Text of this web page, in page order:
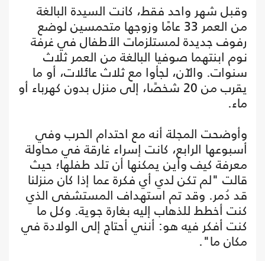
وقبل شهر واحد فقط، كانت السيدة البالغة
من العمر 33 عامًا وزوجها متحمسين لوضع
رفوف جديدة لمستلزمات الأطفال في غرفة
نوم ابنتهما صوفيا البالغة من العمر ثلاث
سنوات. والآن، لجأوا مع ثلاث عائلات، أو ما
يقرب من 20 شخصًا، إلى منزل بدون كهرباء أو
ماء.
وأوضحت المجلة أنه مع احتدام الحرب وفي
أسبوعها الرابع، كانت إسراء غارقة في محاولة
معرفة كيف وأين يمكنها أن تلد طفلها؛ حيث
قالت "لم تكن لدي أي فكرة عما إذا كان منزلنا
قد دُمر. وقد تم استهداف المستشفى الذي
كنت أخطط للذهاب إليه بغارة جوية. وكل ما
كنت أفكر فيه هو: أنني أحتاج إلى الولادة في
مكان ما".